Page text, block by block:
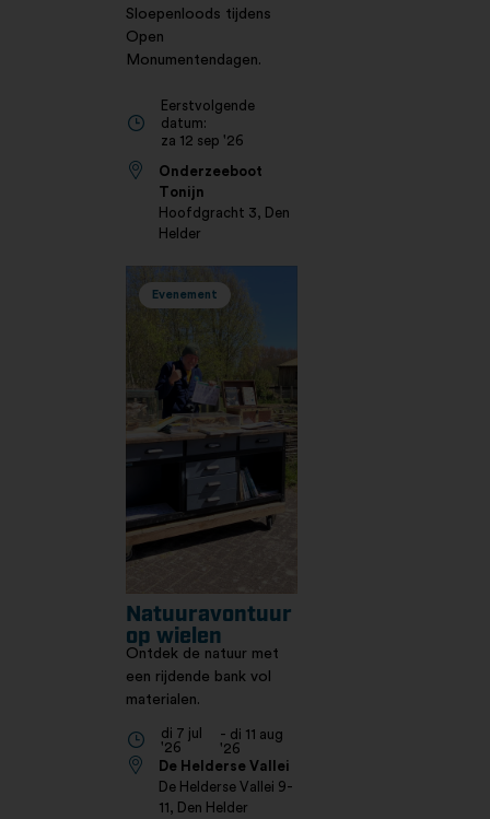
Sloepenloods tijdens
Open
Monumentendagen.
Eerstvolgende
datum:
za 12 sep '26
Onderzeeboot
Tonijn
Hoofdgracht 3, Den
Helder
Evenement
Natuuravontuur
op wielen
Ontdek de natuur met
een rijdende bank vol
materialen.
di 7 jul
'26
- di 11 aug
'26
De Helderse Vallei
De Helderse Vallei 9-
11, Den Helder